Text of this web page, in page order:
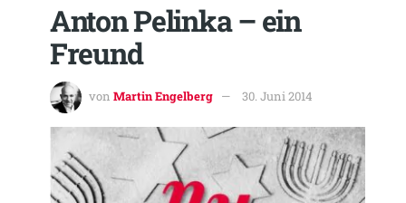
Anton Pelinka – ein
Freund
von Martin Engelberg 30. Juni 2014